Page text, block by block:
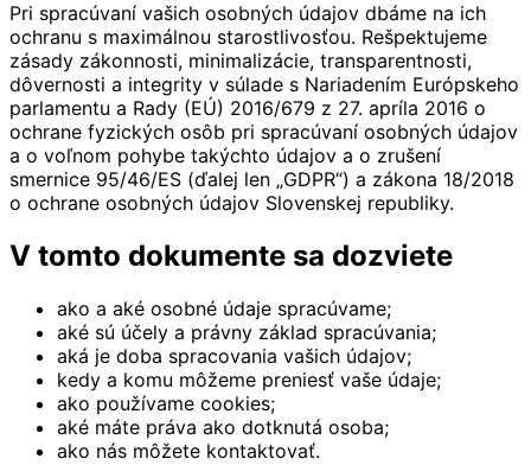
Pri spracúvaní vašich osobných údajov dbáme na ich
ochranu s maximálnou starostlivosťou. Rešpektujeme
zásady zákonnosti, minimalizácie, transparentnosti,
dôvernosti a integrity v súlade s Nariadením Európskeho
parlamentu a Rady (EÚ) 2016/679 z 27. apríla 2016 o
ochrane fyzických osôb pri spracúvaní osobných údajov
a o voľnom pohybe takýchto údajov a o zrušení
smernice 95/46/ES (ďalej len „GDPR“) a zákona 18/2018
o ochrane osobných údajov Slovenskej republiky.
V tomto dokumente sa dozviete
ako a aké osobné údaje spracúvame;
aké sú účely a právny základ spracúvania;
aká je doba spracovania vašich údajov;
kedy a komu môžeme preniesť vaše údaje;
ako používame cookies;
aké máte práva ako dotknutá osoba;
ako nás môžete kontaktovať.